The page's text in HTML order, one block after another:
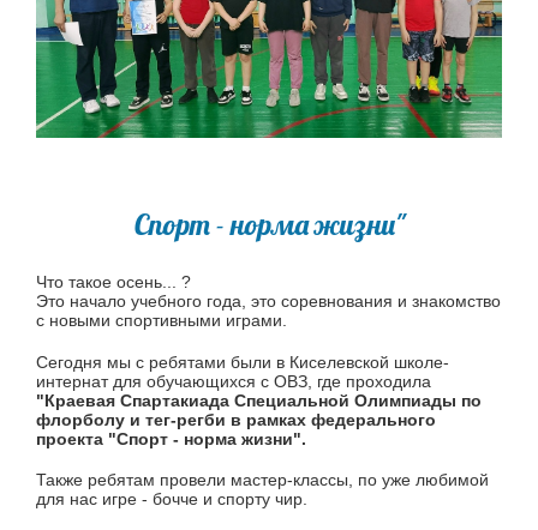
Спорт - норма жизни"
Что такое осень... ?
Это начало учебного года, это соревнования и знакомство
с новыми спортивными играми.
Сегодня мы с ребятами были в Киселевской школе-
интернат для обучающихся с ОВЗ, где проходила
"Краевая Спартакиада Специальной Олимпиады по
флорболу и тег-регби в рамках федерального
проекта "Спорт - норма жизни".
Также ребятам провели мастер-классы, по уже любимой
для нас игре - бочче и спорту чир.